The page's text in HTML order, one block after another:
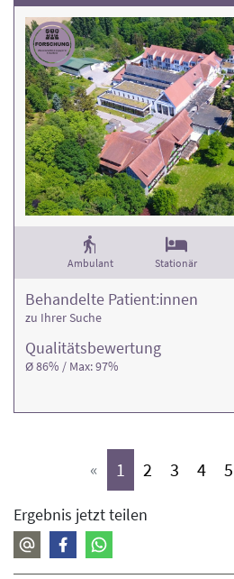
Ambulant Stationär
Qualitäts­bewertung
Ø 86% / Max: 97%
Behandelte Patient:innen
zu Ihrer Suche
« 1 (aktiv)
2 (aktiv)
3 (aktiv)
4 5
Ergebnis jetzt teilen